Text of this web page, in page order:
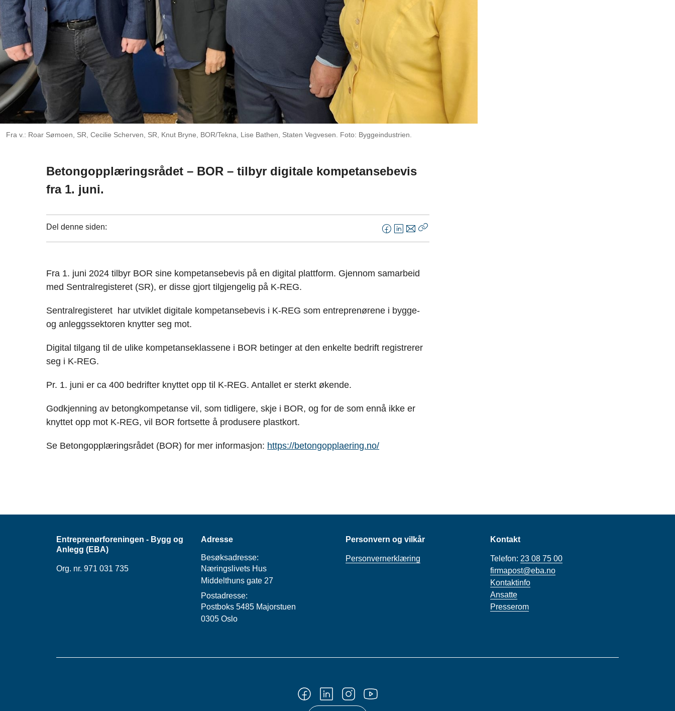
Fra v.: Roar Sømoen, SR, Cecilie Scherven, SR, Knut Bryne, BOR/Tekna, Lise Bathen, Staten Vegvesen. Foto: Byggeindustrien.
Betongopplæringsrådet – BOR – tilbyr digitale kompetansebevis
fra 1. juni.
Del denne siden:
F
e
L
k
I
E
o
Fra 1. juni 2024 tilbyr BOR sine kompetansebevis på en digital plattform. Gjennom samarbeid
med Sentralregisteret (SR), er disse gjort tilgjengelig på K-REG.
Sentralregisteret har utviklet digitale kompetansebevis i K-REG som entreprenørene i bygge-
og anleggssektoren knytter seg mot.
Digital tilgang til de ulike kompetanseklassene i BOR betinger at den enkelte bedrift registrerer
seg i K-REG.
Pr. 1. juni er ca 400 bedrifter knyttet opp til K-REG. Antallet er sterkt økende.
Godkjenning av betongkompetanse vil, som tidligere, skje i BOR, og for de som ennå ikke er
knyttet opp mot K-REG, vil BOR fortsette å produsere plastkort.
Se Betongopplæringsrådet (BOR) for mer informasjon: https://betongopplaering.no/
Entreprenørforeningen - Bygg og
Anlegg (EBA)
Org. nr. 971 031 735
Adresse
Besøksadresse:
Næringslivets Hus
Middelthuns gate 27
Postadresse:
Postboks 5485 Majorstuen
0305 Oslo
Personvern og vilkår
Personvernerklæring
Kontakt
Telefon: 23 08 75 00
firmapost@eba.no
Kontaktinfo
Ansatte
Presserom